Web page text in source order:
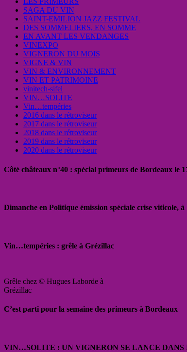
SAGA DU VIN
SAINT-EMILION JAZZ FESTIVAL
DES SOMMELIERS, EN SOMME
EN AVANT LES VENDANGES
VINEXPO
VIGNERON DU MOIS
VIGNE & VIN
VIN & ENVIRONNEMENT
VIN ET PATRIMOINE
vinitech-sifel
VIN…SOLITE
Vin…tempéries
2016 dans le rétroviseur
2017 dans le rétroviseur
2018 dans le rétroviseur
2019 dans le rétroviseur
2020 dans le rétroviseur
Côté châteaux n°40 : spécial primeurs de Bordeaux le
Dimanche en Politique émission spéciale crise viticole,
Vin…tempéries : grêle à Grézillac
Grêle chez © Hugues Laborde à
Grézillac
C’est parti pour la semaine des primeurs à Bordeaux
VIN…SOLITE : UN VIGNERON SE LANCE DANS